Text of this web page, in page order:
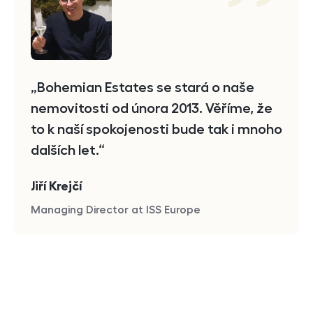
Bohemian Estates se stará o naše
nemovitosti od února 2013. Věříme, že
to k naší spokojenosti bude tak i mnoho
dalších let.
Jiří Krejčí
Managing Director at ISS Europe